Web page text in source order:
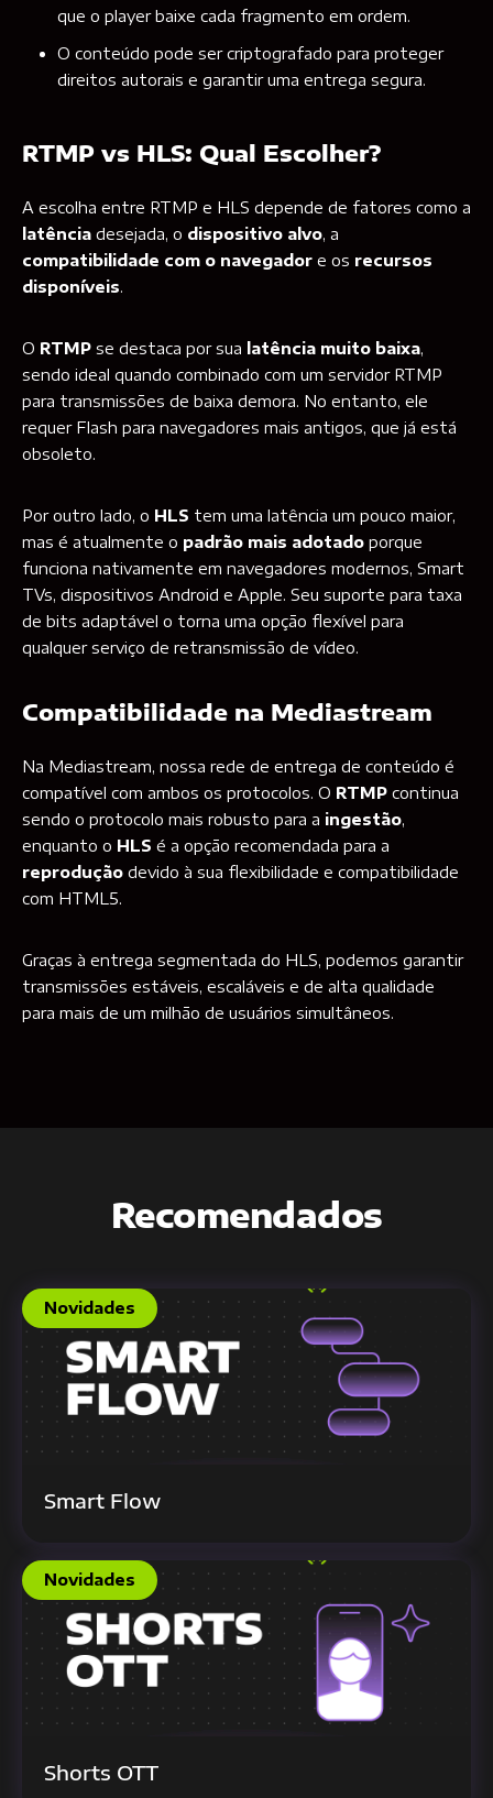
que o player baixe cada fragmento em ordem.
O conteúdo pode ser criptografado para proteger
direitos autorais e garantir uma entrega segura.
RTMP vs HLS: Qual Escolher?
A escolha entre RTMP e HLS depende de fatores como a
latência desejada, o dispositivo alvo, a
compatibilidade com o navegador e os recursos
disponíveis.
O RTMP se destaca por sua latência muito baixa,
sendo ideal quando combinado com um servidor RTMP
para transmissões de baixa demora. No entanto, ele
requer Flash para navegadores mais antigos, que já está
obsoleto.
Por outro lado, o HLS tem uma latência um pouco maior,
mas é atualmente o padrão mais adotado porque
funciona nativamente em navegadores modernos, Smart
TVs, dispositivos Android e Apple. Seu suporte para taxa
de bits adaptável o torna uma opção flexível para
qualquer serviço de retransmissão de vídeo.
Compatibilidade na Mediastream
Na Mediastream, nossa rede de entrega de conteúdo é
compatível com ambos os protocolos. O RTMP continua
sendo o protocolo mais robusto para a ingestão,
enquanto o HLS é a opção recomendada para a
reprodução devido à sua flexibilidade e compatibilidade
com HTML5.
Graças à entrega segmentada do HLS, podemos garantir
transmissões estáveis, escaláveis e de alta qualidade
para mais de um milhão de usuários simultâneos.
Recomendados
Novidades
Smart Flow
Novidades
Shorts OTT